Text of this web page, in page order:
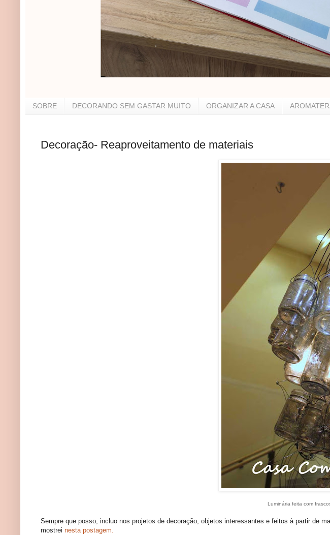
SOBRE DECORANDO SEM GASTAR MUITO ORGANIZAR A CASA
Decoração- Reaproveitamento de materiais
Luminária feita com
Sempre que posso, incluo nos projetos de decoração, objetos interessantes e feitos à partir de
mostrei nesta postagem.